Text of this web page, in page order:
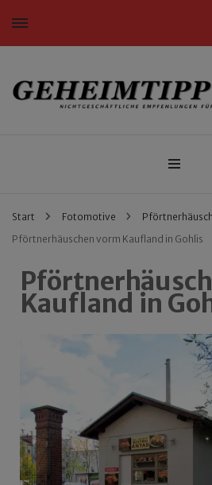
Nichtgeschäftliche Empfehlungen für
Start Fotomotive
Pförtnerhäuschen vorm Kaufland in Gohlis
Kaufland in